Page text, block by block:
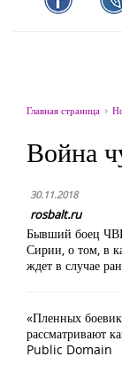
Главная страница
Война
30.11.2018
rosbalt.ru
Бывший боец ЧВК
Сирии, о том, в
ждет в случае
«Пленных
рассматривают
Public Domain